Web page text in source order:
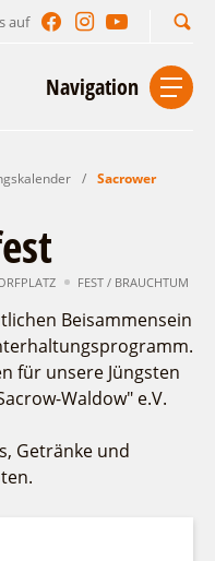
auf
Navigation
„Ludwig
/ Sacrower
FEST / BRAUCHTUM
Beisammensein
für unsere Jüngsten
Waldow" e.V.
Getränke und